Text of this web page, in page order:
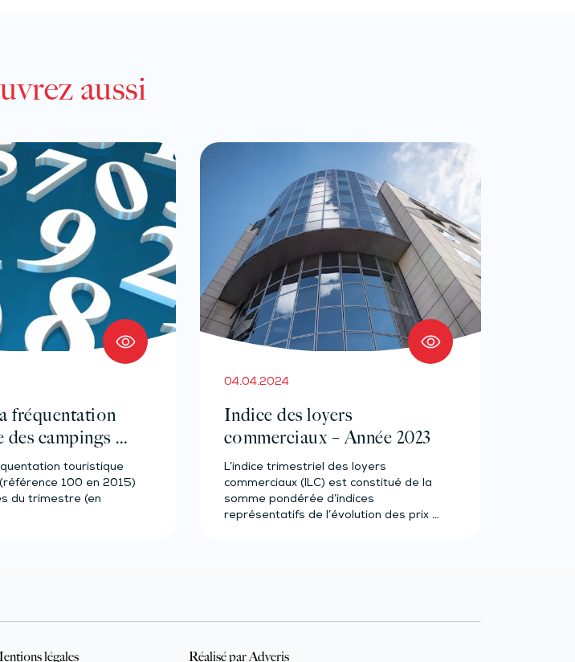
aussi
fréquentation
campings –
touristique
100 en 2015)
du trimestre (en
04.04.2024
Indice des loyers
commerciaux – Année 2023
L’indice trimestriel des loyers
commerciaux (ILC) est constitué de la
somme pondérée d’indices
représentatifs de l’évolution des prix à
légales Réalisé par Adveris